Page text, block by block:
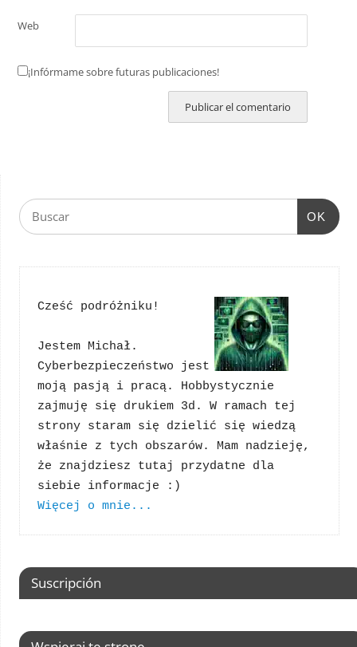
Web
¡Infórmame sobre futuras publicaciones!
OK
Cześć podróżniku!
Jestem Michał.
Cyberbezpieczeństwo jest
moją pasją i pracą. Hobbystycznie
zajmuję się drukiem 3d. W ramach tej
strony staram się dzielić się wiedzą
właśnie z tych obszarów. Mam nadzieję,
że znajdziesz tutaj przydatne dla
Więcej o mnie...
Suscripción